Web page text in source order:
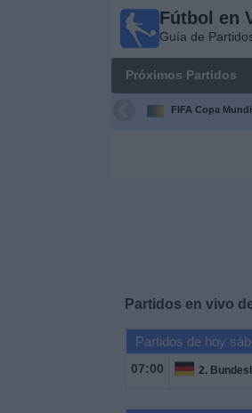
Fútbol en
Guía de
Próximos Partidos
FIFA Copa
Partidos en vivo
Partidos de hoy
07:00 2.